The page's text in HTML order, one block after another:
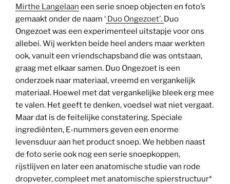
Mirthe Langelaan een serie snoep objecten en foto’s
gemaakt onder de naam ‘ Duo Ongezoet’. Duo
Ongezoet was een experimenteel uitstapje voor ons
allebei. Wij werkten beide heel anders maar werkten
ook, vanuit een vriendschapsband die was ontstaan,
graag met elkaar samen. Duo Ongezoet is een
onderzoek naar materiaal, vreemd en vergankelijk
materiaal. Hoewel met dat vergankelijke bleek erg mee
te valen. Het geeft te denken, voedsel wat niet vergaat.
Maar dat is de feitelijke constatering. Speciale
ingrediënten, E-nummers geven een enorme
levensduur aan het product snoep. We hebben naast
de foto serie ook nog een serie snoepkoppen,
rijstlijven en later een anatomische studie van rode
dropveter, compleet met anatomische spierstructuur*